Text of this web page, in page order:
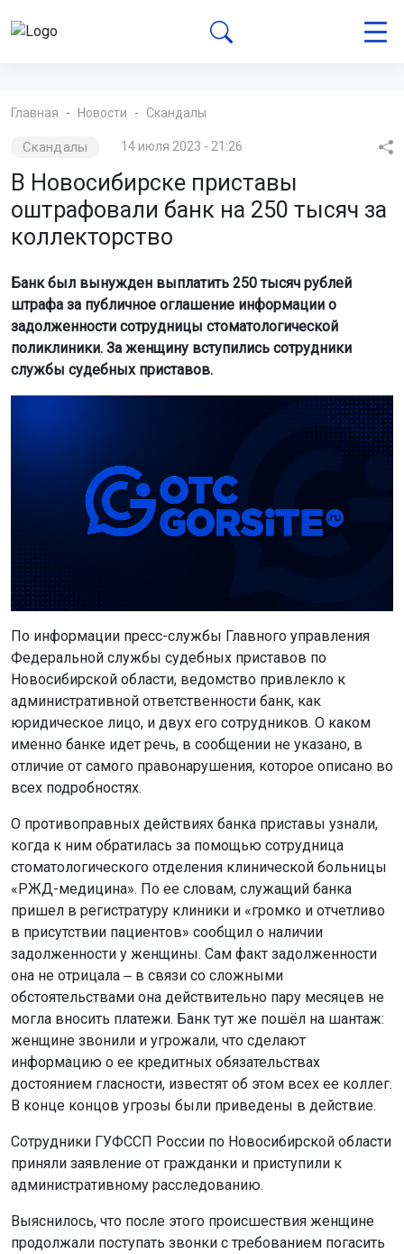
Главная Новости Скандалы
Скандалы 14 июля 2023 - 21:26
В Новосибирске приставы
оштрафовали банк на 250 тысяч за
коллекторство
Банк был вынужден выплатить 250 тысяч рублей
штрафа за публичное оглашение информации о
задолженности сотрудницы стоматологической
поликлиники. За женщину вступились сотрудники
службы судебных приставов.
По информации пресс-службы Главного управления
Федеральной службы судебных приставов по
Новосибирской области, ведомство привлекло к
административной ответственности банк, как
юридическое лицо, и двух его сотрудников. О каком
именно банке идет речь, в сообщении не указано, в
отличие от самого правонарушения, которое описано во
всех подробностях.
О противоправных действиях банка приставы узнали,
когда к ним обратилась за помощью сотрудница
стоматологического отделения клинической больницы
«РЖД-медицина». По ее словам, служащий банка
пришел в регистратуру клиники и «громко и отчетливо
в присутствии пациентов» сообщил о наличии
задолженности у женщины. Сам факт задолженности
она не отрицала ‒ в связи со сложными
обстоятельствами она действительно пару месяцев не
могла вносить платежи. Банк тут же пошёл на шантаж:
женщине звонили и угрожали, что сделают
информацию о ее кредитных обязательствах
достоянием гласности, известят об этом всех ее коллег.
В конце концов угрозы были приведены в действие.
Сотрудники ГУФССП России по Новосибирской области
приняли заявление от гражданки и приступили к
административному расследованию.
Выяснилось, что после этого происшествия женщине
продолжали поступать звонки с требованием погасить